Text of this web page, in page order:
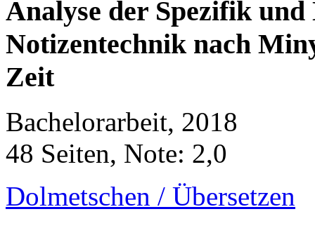
Analyse der Spezifik
Notizentechnik nach
Zeit
Bachelorarbeit, 2018
48 Seiten, Note: 2,0
Dolmetschen / Übersetzen